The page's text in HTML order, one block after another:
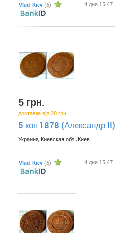
Vlad_Kiev (6) 4 дня 15:47
5 грн.
доставка від 20 грн.
5 коп 1878 (Александр II)
Украина, Киевская обл., Киев
Vlad_Kiev (6) 4 дня 15:47